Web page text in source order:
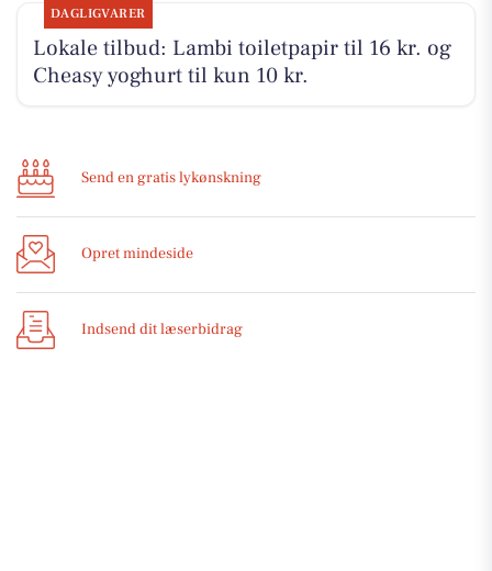
DAGLIGVARER
Lokale tilbud: Lambi toiletpapir til 16 kr. og
Cheasy yoghurt til kun 10 kr.
Send en gratis lykønskning
Opret mindeside
Indsend dit læserbidrag